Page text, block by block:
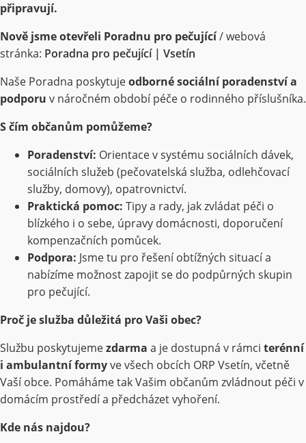
připravují.
Nově jsme otevřeli Poradnu pro pečující/ webová
stránka: Poradna pro pečující | Vsetín
Naše Poradna poskytujeodborné sociální poradenství a
podporu v náročném období péče o rodinného příslušníka.
S čím občanům pomůžeme?
Poradenství: Orientace v systému sociálních dávek,
sociálních služeb (pečovatelská služba, odlehčovací
služby, domovy), opatrovnictví.
Praktická pomoc: Tipy a rady, jak zvládat péči o
blízkého i o sebe, úpravy domácnosti, doporučení
kompenzačních pomůcek.
Podpora: Jsme tu pro řešení obtížných situací a
nabízíme možnost zapojit se do podpůrných skupin
pro pečující.
Proč je služba důležitá pro Vaši obec?
Službu poskytujemezdarma a je dostupná v rámci terénní
i ambulantní formyve všech obcích ORP Vsetín, včetně
Vaší obce. Pomáháme tak Vašim občanům zvládnout péči v
domácím prostředí a předcházet vyhoření.
Kde nás najdou?